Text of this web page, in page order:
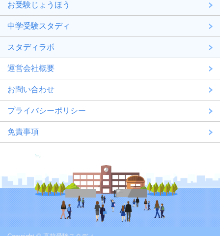
お受験じょうほう
中学受験スタディ
スタディラボ
運営会社概要
お問い合わせ
プライバシーポリシー
免責事項